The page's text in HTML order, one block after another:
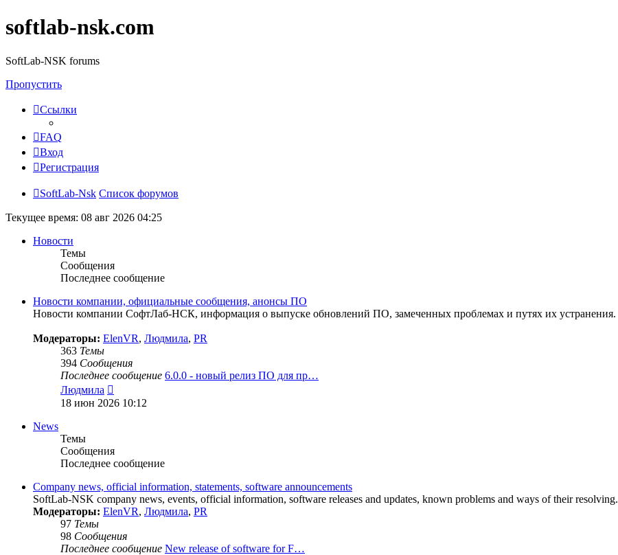
softlab-nsk.com
SoftLab-NSK forums
Пропустить
Ссылки
FAQ
Вход
Регистрация
SoftLab-Nsk Список форумов
Текущее время: 08 авг 2026 04:25
Новости
Темы
Сообщения
Последнее сообщение
Новости компании, официальные сообщения, анонсы ПО
Новости компании СофтЛаб-НСК, информация о выпуске обновлений ПО, замеченных проблемах и путях их устранения.
Модераторы: ElenVR, Людмила, PR
363 Темы
394 Сообщения
Последнее сообщение 6.0.0 - новый релиз ПО для пр…
Людмила
к
18 июн 2026 10:12
News
Темы
Сообщения
Последнее сообщение
Company news, official information, statements, software announcements
SoftLab-NSK company news, events, official information, software releases and updates, known problems and ways of their resolving.
Модераторы: ElenVR, Людмила, PR
97 Темы
98 Сообщения
Последнее сообщение New release of software for F…